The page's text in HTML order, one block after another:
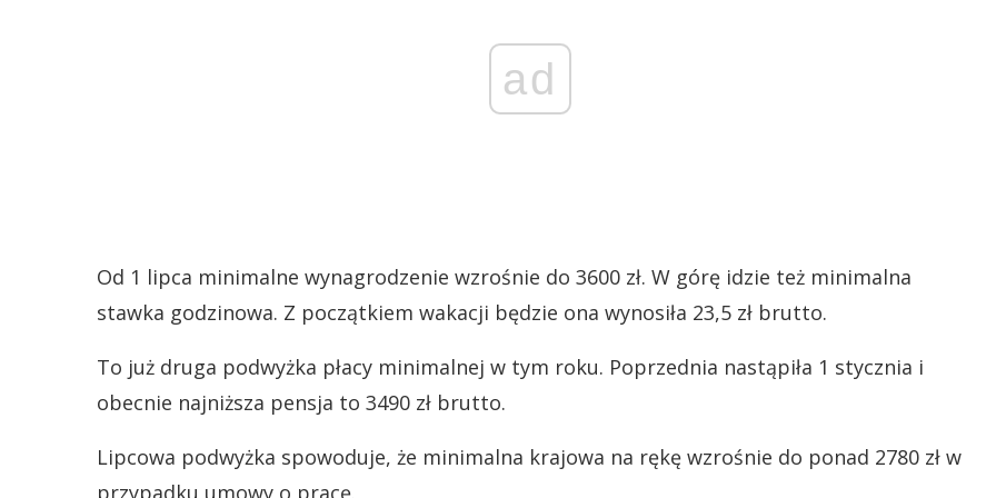
ad
Od 1 lipca minimalne wynagrodzenie wzrośnie do 3600 zł. W górę idzie też minimalna
stawka godzinowa. Z początkiem wakacji będzie ona wynosiła 23,5 zł brutto.
To już druga podwyżka płacy minimalnej w tym roku. Poprzednia nastąpiła 1 stycznia i
obecnie najniższa pensja to 3490 zł brutto.
Lipcowa podwyżka spowoduje, że minimalna krajowa na rękę wzrośnie do ponad 2780 zł w
przypadku umowy o pracę.